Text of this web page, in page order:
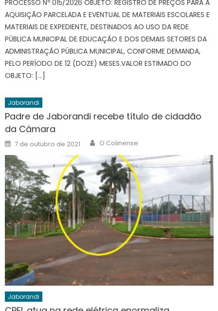
PROCESSO Nº 015/2026 OBJETO: REGISTRO DE PREÇOS PARA A
AQUISIÇÃO PARCELADA E EVENTUAL DE MATERIAIS ESCOLARES E
MATERIAIS DE EXPEDIENTE, DESTINADOS AO USO DA REDE
PÚBLICA MUNICIPAL DE EDUCAÇÃO E DOS DEMAIS SETORES DA
ADMINISTRAÇÃO PÚBLICA MUNICIPAL, CONFORME DEMANDA,
PELO PERÍODO DE 12 (DOZE) MESES.VALOR ESTIMADO DO
OBJETO: […]
Jaborandi
Padre de Jaborandi recebe título de cidadão
da Câmara
Posted
on
7 de outubro de 2021 Author
O Colinense
Jaborandi